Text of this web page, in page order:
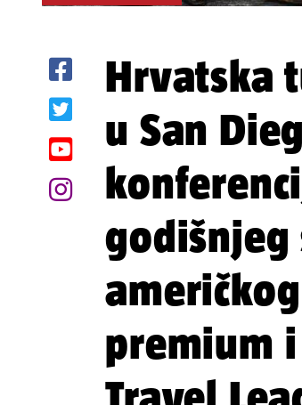
Hrvatska
u San
godišnjeg
premium